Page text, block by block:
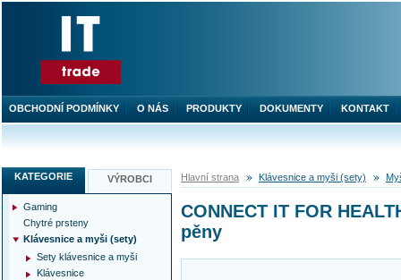
Hlavní strana Klávesnice a myši (sety)
CONNECT IT FOR
pěny
KATEGORIE VÝROBCI
Gaming
Chytré prsteny
Klávesnice a myši (sety)
Sety klávesnice a myši
Klávesnice
OBCHODNÍ PODMÍNKY O NÁS PRODUKTY DOKUMENTY KONTAKT